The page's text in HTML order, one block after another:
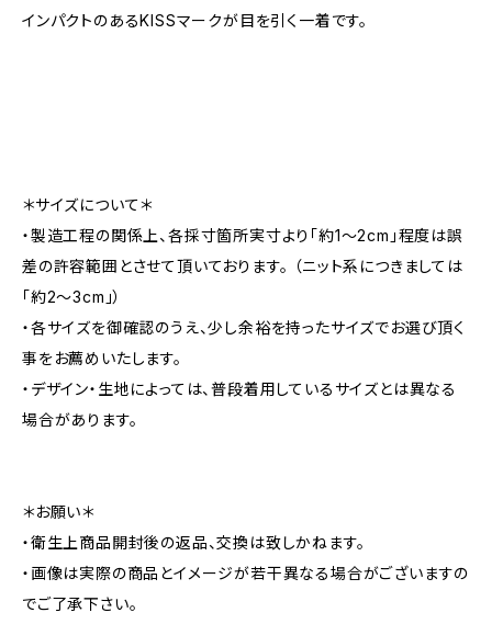
インパクトのあるKISSマークが目を引く一着です。
＊サイズについて＊
・製造工程の関係上、各採寸箇所実寸より「約1～2cm」程度は誤
差の許容範囲とさせて頂いております。 （ニット系につきましては
「約2～3cm」）
・各サイズを御確認のうえ、少し余裕を持ったサイズでお選び頂く
事をお薦めいたします。
・デザイン・生地によっては、普段着用しているサイズとは異なる
場合があります。
＊お願い＊
・衛生上商品開封後の返品、交換は致しかねます。
・画像は実際の商品とイメージが若干異なる場合がございますの
でご了承下さい。